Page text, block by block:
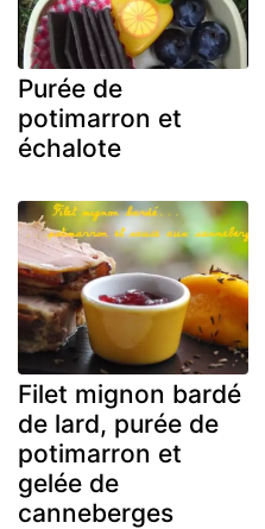
Purée de
potimarron et
échalote
Filet mignon bardé
de lard, purée de
potimarron et
gelée de
canneberges